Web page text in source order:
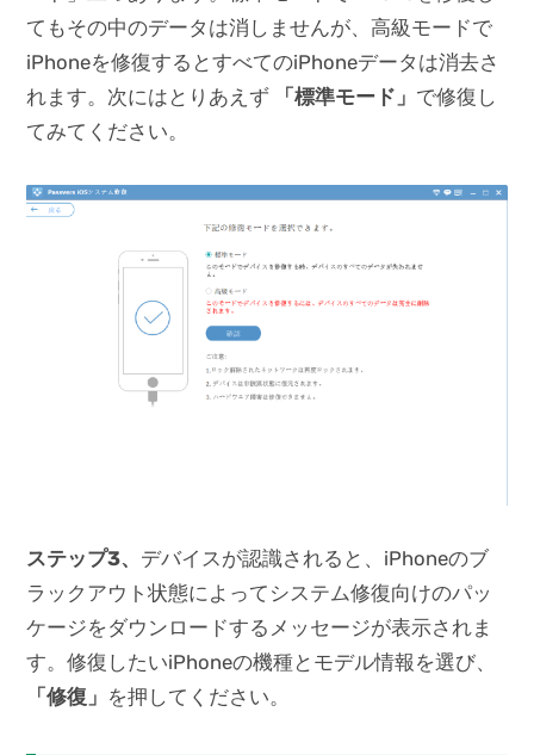
てもその中のデータは消しませんが、高級モードで
iPhoneを修復するとすべてのiPhoneデータは消去さ
れます。次にはとりあえず
「標準モード」 で修復し
てみてください。
ステップ3、 デバイスが認識されると、iPhoneのブ
ラックアウト状態によってシステム修復向けのパッ
ケージをダウンロードするメッセージが表示されま
す。修復したいiPhoneの機種とモデル情報を選び、
「修復」 を押してください。